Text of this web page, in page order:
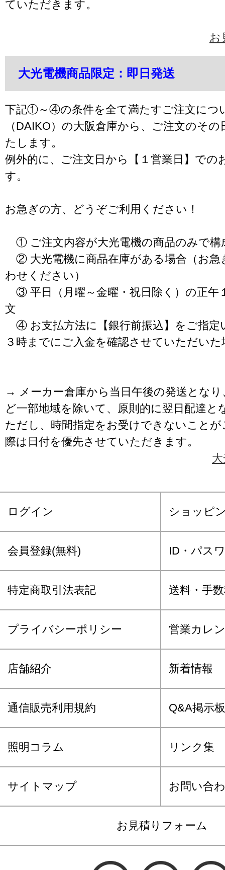
ていただきます。
お
大光電機商品限定：即日発送
下記①～④の条件を全て満たすご注文につ
（DAIKO）の大阪倉庫から、ご注文のそ
たします。
例外的に、ご注文日から【１営業日】での
す。
お急ぎの方、どうぞご利用ください！
① ご注文内容が大光電機の商品のみで構
② 大光電機に商品在庫がある場合（お急
わせください）
③ 平日（月曜～金曜・祝日除く）の正午
文
④ お支払方法に【銀行前振込】をご指定
３時までにご入金を確認させていただいた
→ メーカー倉庫から当日午後の発送となり
ど一部地域を除いて、原則的に翌日配達と
ただし、時間指定をお受けできないこと
際は日付を優先させていただきます。
ログイン ショッピ
会員登録(無料) ID・パス
特定商取引法表記 送料・手
プライバシーポリシー 営業カレ
店舗紹介 新着情報
通信販売利用規約 Q&A掲示板
照明コラム リンク集
サイトマップ お問い合
お見積りフォーム